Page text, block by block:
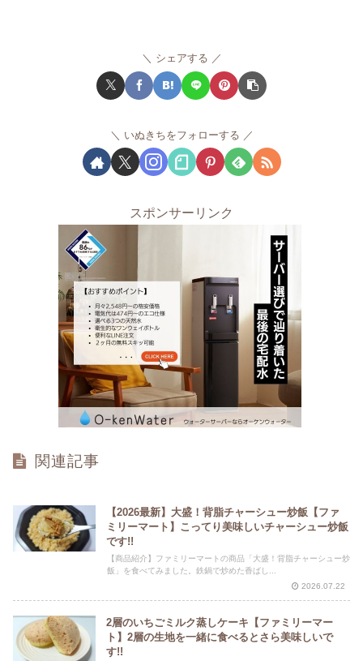
シェアする
いぬきちをフォローする
スポンサーリンク
関連記事
【2026最新】大盛！背脂チャーシュー炒飯【ファ
ミリーマート】こってり美味しいチャーシュー炒飯
です!!
【商品紹介】ファミリーマートの商品「大盛！背脂チャーシュー炒
飯」を食べてみました。鉄鍋で炒めた香ばし...
2026.07.22
2層のいちごミルク蒸しケーキ【ファミリーマー
ト】2層の生地を一緒に食べるとさら美味しいで
す!!